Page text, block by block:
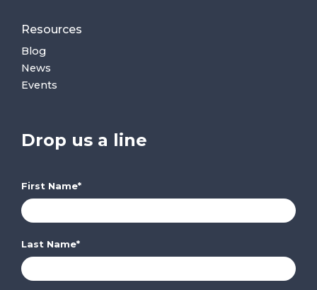
Resources
Blog
News
Events
Drop us a line
First Name*
Last Name*